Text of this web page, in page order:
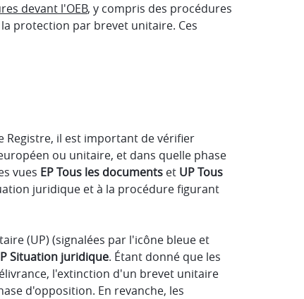
devant l'OEB, y compris des procédures
protection par brevet unitaire. Ces
il est important de vérifier
ou unitaire, et dans quelle phase
vues EP Tous les documents et UP Tous
juridique et à la procédure figurant
(UP) (signalées par l'icône bleue et
Situation juridique. Étant donné que les
l'extinction d'un brevet unitaire
d'opposition. En revanche, les